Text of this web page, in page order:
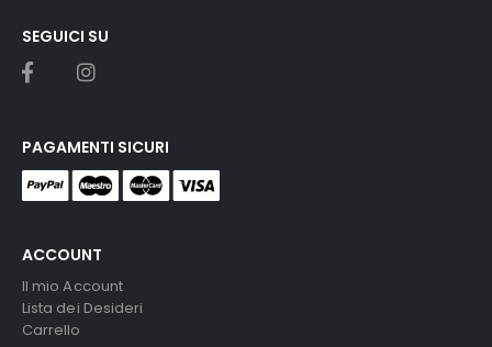
ACCOUNT
Il mio Account
Lista dei Desideri
Carrello
SEGUICI SU
PAGAMENTI SICURI